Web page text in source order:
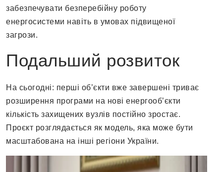
забезпечувати безперебійну роботу
енергосистеми навіть в умовах підвищеної
загрози.
Подальший розвиток
На сьогодні: перші об’єкти вже завершені триває
розширення програми на нові енергооб’єкти
кількість захищених вузлів постійно зростає.
Проєкт розглядається як модель, яка може бути
масштабована на інші регіони України.